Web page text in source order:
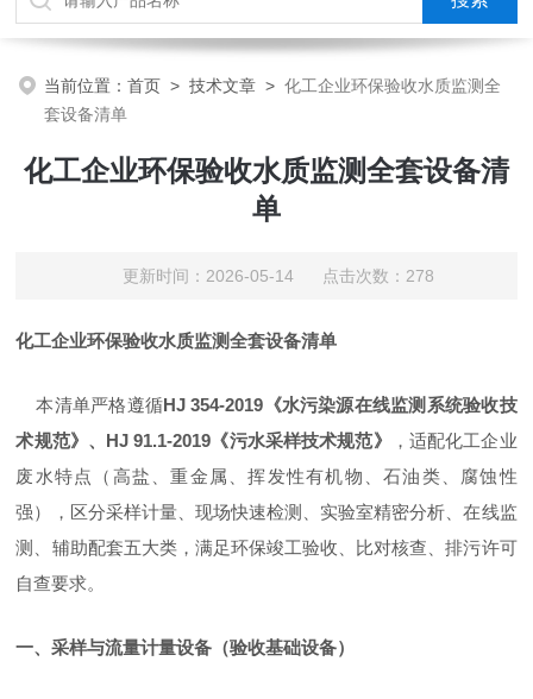
当前位置：首页 >技术文章 >化工企业环保验收水质监测全
套设备清单
化工企业环保验收水质监测全套设备清
单
更新时间：2026-05-14 点击次数：278
化工企业环保验收水质监测全套设备清单
本清单严格遵循HJ 354-2019 《水污染源在线监测系统验收技
术规范》、 HJ 91.1-2019 《污水采样技术规范》
，适配化工企业
废水特点（高盐、重金属、挥发性有机物、石油类、腐蚀性
强），区分采样计量、现场快速检测、实验室精密分析、在线监
测、辅助配套五大类，满足环保竣工验收、比对核查、排污许可
自查要求。
一、采样与流量计量设备（验收基础设备）